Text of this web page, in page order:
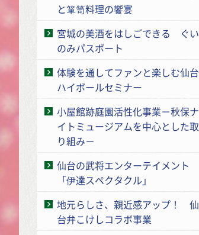
と箪笥料理の饗宴
宮城の美酒をはしごできる ぐい
のみパスポート
体験を通してファンと楽しむ仙台
ハイボールセミナー
小屋館跡庭園活性化事業－秋保ナ
イトミュージアムを中心とした取
り組み－
仙台の武将エンターテイメント
「伊達スペクタクル」
地元らしさ、親近感アップ！ 仙
台弁こけしコラボ事業